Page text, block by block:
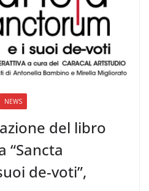
NEWS
del libro
“Sancta
de-voti”,